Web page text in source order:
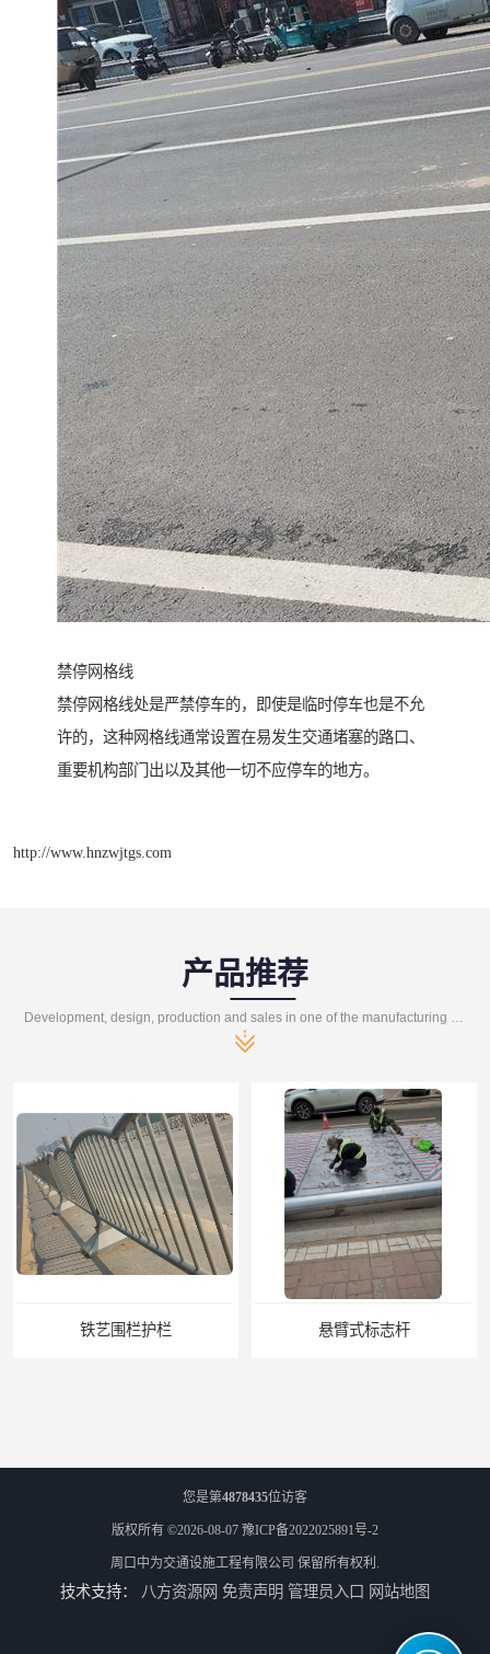
禁停网格线
禁停网格线处是严禁停车的，即使是临时停车也是不允
许的，这种网格线通常设置在易发生交通堵塞的路口、
重要机构部门出以及其他一切不应停车的地方。
http://www.hnzwjtgs.com
产品推荐
铁艺围栏护栏 悬臂式标志杆
您是第4878435位访客
版权所有 ©2026-08-07 豫ICP备2022025891号-2
周口中为交通设施工程有限公司 保留所有权利.
技术支持： 八方资源网 免责声明 管理员入口 网站地图